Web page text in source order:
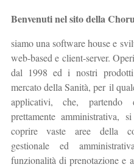
Benvenuti nel sito della
siamo una software house e
web-based e client-server.
dal 1998 ed i nostri prodotti
mercato della Sanità, per il
applicativi, che, partendo
prettamente
coprire vaste aree della
gestionale ed
funzionalità di prenotazione e